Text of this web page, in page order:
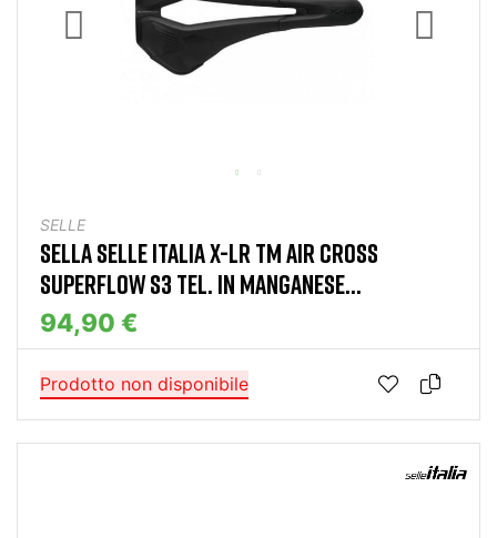
SELLE
SELLA SELLE ITALIA X-LR TM AIR CROSS
SUPERFLOW S3 TEL. IN MANGANESE...
94,90 €
Prodotto non disponibile